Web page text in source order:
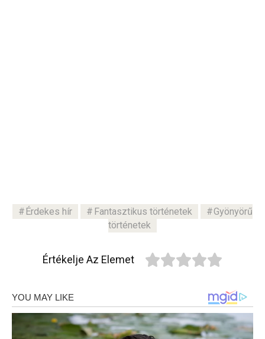
Érdekes hír Fantasztikus történetek
Gyönyörű
történetek
Értékelje Az Elemet